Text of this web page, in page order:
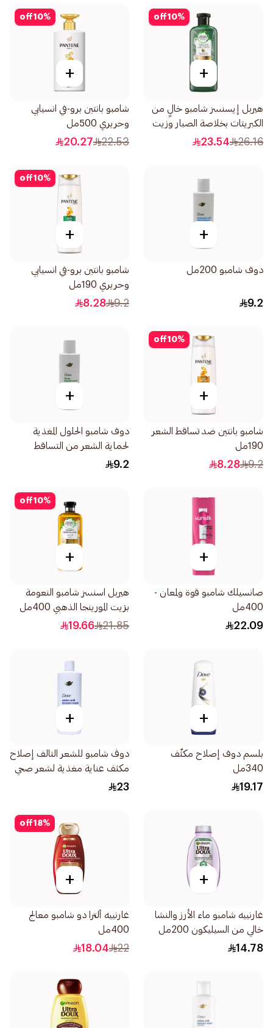
10%
off
+
هيربل إيسنسز شامبو خالٍ من
الكبريتات بخلاصة الصبار وزيت
الأفوكادو 400مل
26.16
23.54
10%
off
+
شامبو بانتين برو-في انسيابي
وحريري 500مل
22.53
20.27
+
دوف شامبو 200مل
9.2
10%
off
+
شامبو بانتين برو-في انسيابي
وحريري 190مل
9.2
8.28
10%
off
+
شامبو بانتين ضد تساقط الشعر
190مل
9.2
8.28
+
دوف شامبو الحلول المغذية
لحماية الشعر من التساقط
190مل
9.2
+
صانسيلك شامبو قوة ولمعان -
400مل
22.09
10%
off
+
هيربل اسنسز شامبو النعومة
بزيت المورينجا الذهبي 400مل
21.85
19.66
+
بلسم دوف إصلاح مكثّف
340مل
19.17
+
دوڤ شامبو للشعر التالف إصلاح
مكثف عناية مغذية لشعر صحي
23
+
غارنييه شامبو ماء الأرز والنشا
خالي من السيليكون 200مل
14.78
18%
off
+
غارنييه ألترا دو شامبو معالج
400مل
22
18.04